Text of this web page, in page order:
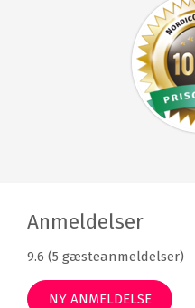
Anmeldelser
9.6 (5 gæsteanmeldelser)
NY ANMELDELSE